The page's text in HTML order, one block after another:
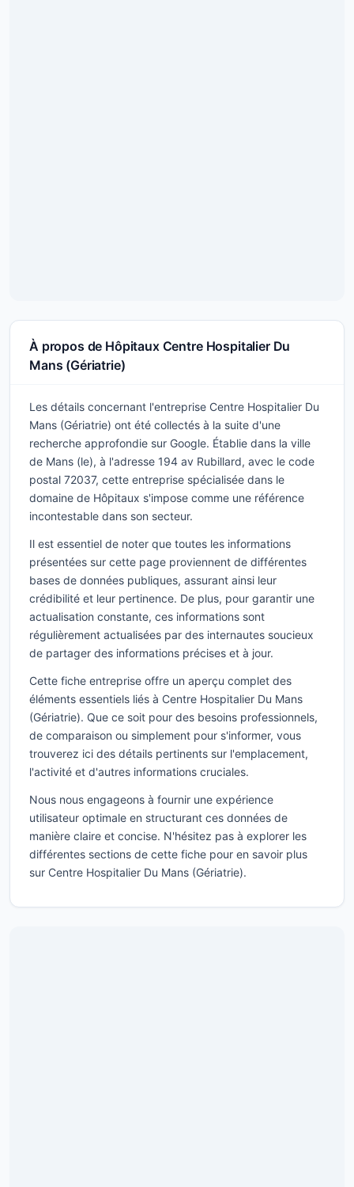
À propos de Hôpitaux Centre Hospitalier Du
Mans (Gériatrie)
Les détails concernant l'entreprise Centre Hospitalier Du
Mans (Gériatrie) ont été collectés à la suite d'une
recherche approfondie sur Google. Établie dans la ville
de Mans (le), à l'adresse 194 av Rubillard, avec le code
postal 72037, cette entreprise spécialisée dans le
domaine de Hôpitaux s'impose comme une référence
incontestable dans son secteur.
Il est essentiel de noter que toutes les informations
présentées sur cette page proviennent de différentes
bases de données publiques, assurant ainsi leur
crédibilité et leur pertinence. De plus, pour garantir une
actualisation constante, ces informations sont
régulièrement actualisées par des internautes soucieux
de partager des informations précises et à jour.
Cette fiche entreprise offre un aperçu complet des
éléments essentiels liés à Centre Hospitalier Du Mans
(Gériatrie). Que ce soit pour des besoins professionnels,
de comparaison ou simplement pour s'informer, vous
trouverez ici des détails pertinents sur l'emplacement,
l'activité et d'autres informations cruciales.
Nous nous engageons à fournir une expérience
utilisateur optimale en structurant ces données de
manière claire et concise. N'hésitez pas à explorer les
différentes sections de cette fiche pour en savoir plus
sur Centre Hospitalier Du Mans (Gériatrie).